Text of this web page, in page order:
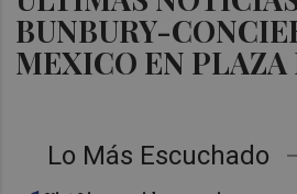
BUNBURY-
MEXICO EN PLAZA
Lo Más Escuchado